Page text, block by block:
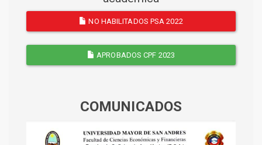
NO HABILITADOS PSA 2022
APROBADOS CPF 2023
COMUNICADOS